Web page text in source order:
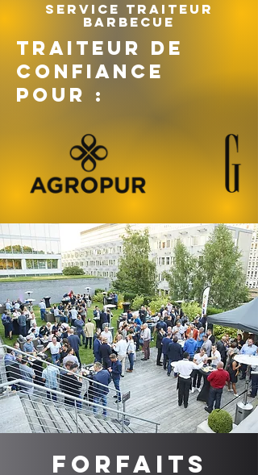
Service traiteur
barbecue
TRAITEUR DE
CONFIANCE
POUR :
Forfaits